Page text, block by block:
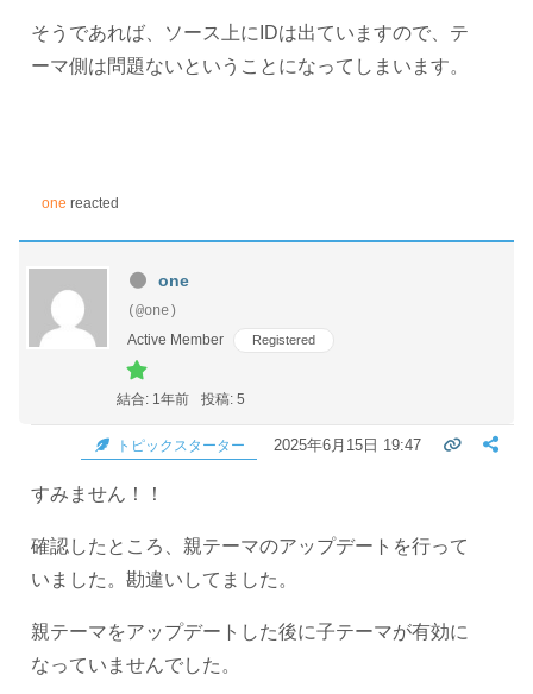
そうであれば、ソース上にIDは出ていますので、テ
ーマ側は問題ないということになってしまいます。
one reacted
one
(@one)
Active Member
Registered
結合: 1年前 投稿: 5
トピックスターター 2025年6月15日 19:47
すみません！！
確認したところ、親テーマのアップデートを行って
いました。勘違いしてました。
親テーマをアップデートした後に子テーマが有効に
なっていませんでした。